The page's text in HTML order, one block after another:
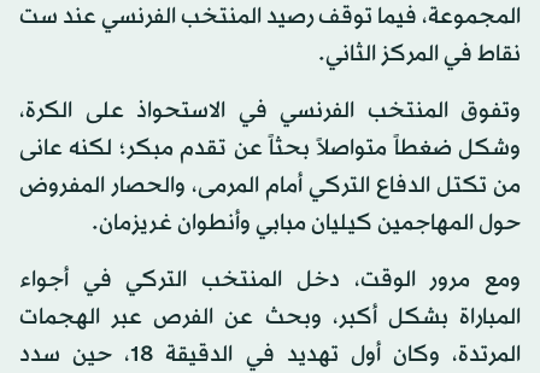
المجموعة، فيما توقف رصيد المنتخب الفرنسي عند ست
نقاط في المركز الثاني.
وتفوق المنتخب الفرنسي في الاستحواذ على الكرة،
وشكل ضغطاً متواصلاً بحثاً عن تقدم مبكر؛ لكنه عانى
من تكتل الدفاع التركي أمام المرمى، والحصار المفروض
حول المهاجمين كيليان مبابي وأنطوان غريزمان.
ومع مرور الوقت، دخل المنتخب التركي في أجواء
المباراة بشكل أكبر، وبحث عن الفرص عبر الهجمات
المرتدة، وكان أول تهديد في الدقيقة 18، حين سدد